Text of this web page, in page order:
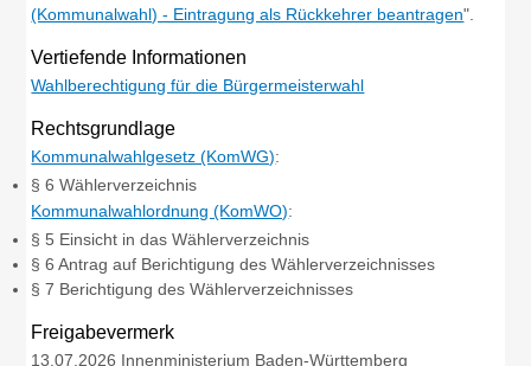
(Kommunalwahl) - Eintragung als Rückkehrer beantragen".
Vertiefende Informationen
Wahlberechtigung für die Bürgermeisterwahl
Rechtsgrundlage
Kommunalwahlgesetz (KomWG):
§ 6 Wählerverzeichnis
Kommunalwahlordnung (KomWO):
§ 5 Einsicht in das Wählerverzeichnis
§ 6 Antrag auf Berichtigung des Wählerverzeichnisses
§ 7 Berichtigung des Wählerverzeichnisses
Freigabevermerk
13.07.2026 Innenministerium Baden-Württemberg